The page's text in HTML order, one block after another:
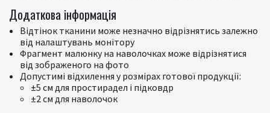
Додаткова інформація
Відтінок тканини може незначно відрізнятись залежно
від налаштувань монітору
Фрагмент малюнку на наволочках може відрізнятися
від зображеного на фото
Допустимі відхилення у розмірах готової продукції:
±5 см для простирадел і підковдр
±2 см для наволочок